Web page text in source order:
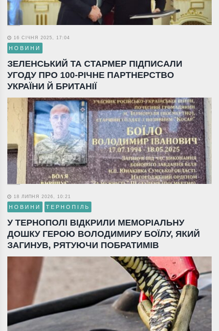
16 СІЧНЯ 2025, 17:04
НОВИНИ
ЗЕЛЕНСЬКИЙ ТА СТАРМЕР ПІДПИСАЛИ
УГОДУ ПРО 100-РІЧНЕ ПАРТНЕРСТВО
УКРАЇНИ Й БРИТАНІЇ
18 ЛИПНЯ 2026, 10:21
НОВИНИ ТЕРНОПІЛЬ
У ТЕРНОПОЛІ ВІДКРИЛИ МЕМОРІАЛЬНУ
ДОШКУ ГЕРОЮ ВОЛОДИМИРУ БОЇЛУ, ЯКИЙ
ЗАГИНУВ, РЯТУЮЧИ ПОБРАТИМІВ